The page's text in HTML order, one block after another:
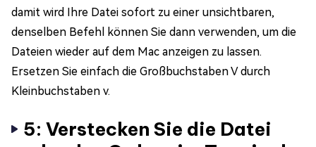
damit wird Ihre Datei sofort zu einer unsichtbaren,
denselben Befehl können Sie dann verwenden, um die
Dateien wieder auf dem Mac anzeigen zu lassen.
Ersetzen Sie einfach die Großbuchstaben V durch
Kleinbuchstaben v.
5: Verstecken Sie die Datei